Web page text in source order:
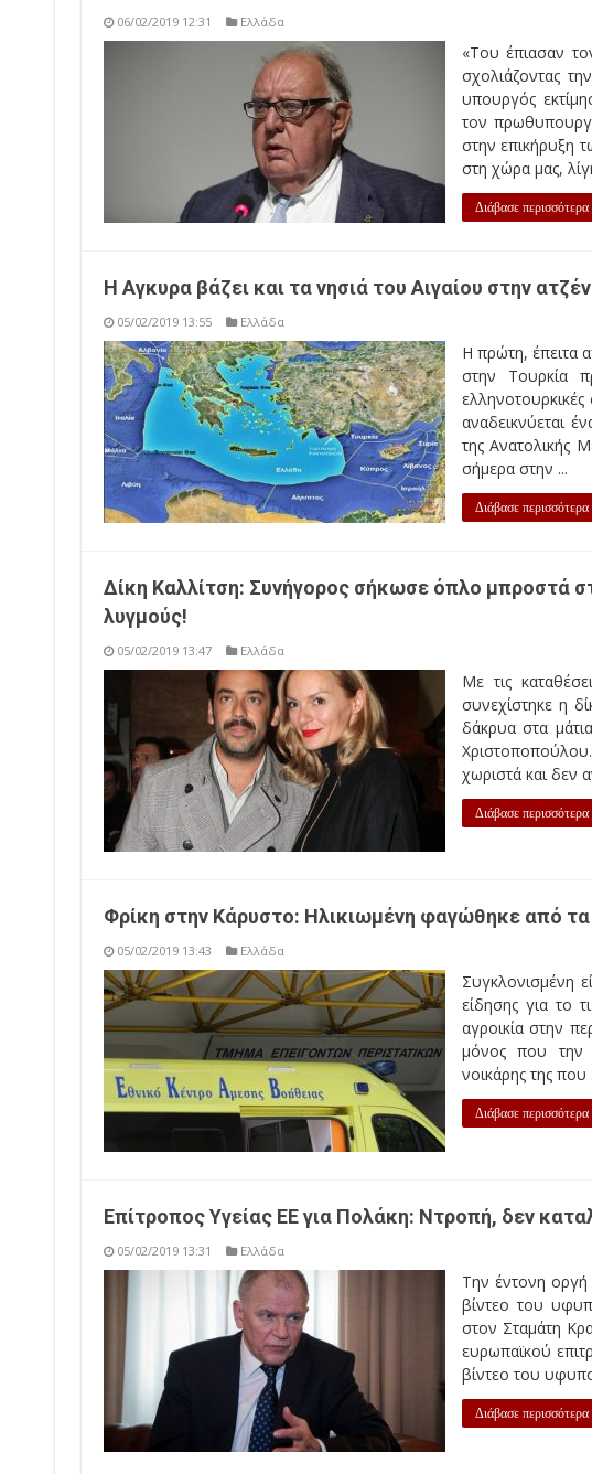
06/02/2019 12:31 Ελλάδα
«Του έπιασαν
σχολιάζοντας
υπουργός
τον
στην επικήρυξη
στη χώρα μας,
Διάβασε περισσότερα
Η Αγκυρα βάζει και τα νησιά του Αιγαίου στην
05/02/2019 13:55 Ελλάδα
Η πρώτη, έπειτα
στην Τουρκία
ελληνοτουρκικές
αναδεικνύεται
της Ανατολικής
σήμερα στην ...
Διάβασε περισσότερα
Δίκη Καλλίτση: Συνήγορος σήκωσε όπλο μπροστά
λυγμούς!
05/02/2019 13:47 Ελλάδα
Με τις
συνεχίστηκε η
δάκρυα στα
χωριστά και δεν
Διάβασε περισσότερα
Φρίκη στην Κάρυστο: Ηλικιωμένη φαγώθηκε από τα
05/02/2019 13:43 Ελλάδα
Συγκλονισμένη
είδησης για το
αγροικία στην
μόνος που την
νοικάρης της που
Διάβασε περισσότερα
Επίτροπος Υγείας ΕΕ για Πολάκη: Ντροπή, δεν
05/02/2019 13:31 Ελλάδα
Την έντονη οργή
βίντεο του
στον Σταμάτη
ευρωπαϊκού
βίντεο του
Διάβασε περισσότερα